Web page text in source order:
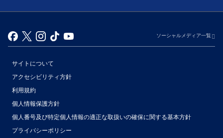
ソーシャルメディア一覧
サイトについて
アクセシビリティ方針
利用規約
個人情報保護方針
個人番号及び特定個人情報の適正な取扱いの確保に関する基本方針
プライバシーポリシー